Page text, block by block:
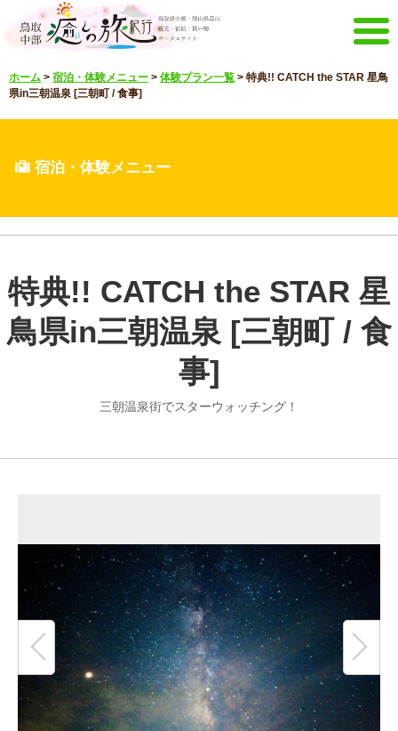
ホーム イベントキャンペーン
宿泊・体験メニュー 観光スポット
見どころ映像
メルマガ&パンフレット
メルマガ配信 パンフレット
その他のメニュー
当サイトについて
ホーム > 宿泊・体験メニュー > 体験プラン一覧 > 特典!! CATCH the STAR 星鳥
県in三朝温泉 [三朝町 / 食事]
宿泊・体験メニュー
特典!! CATCH the STAR 星
鳥県in三朝温泉 [三朝町 / 食
事]
三朝温泉街でスターウォッチング！